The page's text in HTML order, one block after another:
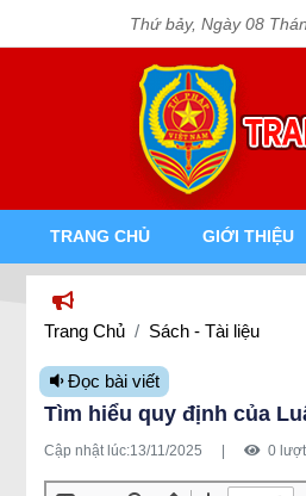
Thứ bảy, Ngày 08
TRANG CHỦ GIỚI THIỆU
Trang Chủ
Sách - Tài liệu
Đọc bài viết
Tìm hiểu quy định của
Cập nhật lúc:13/11/2025 0